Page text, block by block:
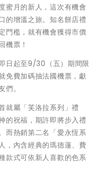
蜜月的新人，這次有機會
的增溫之旅。知名餅店禮
門檻，就有機會獲得市價
機票！
日起至9/30（五）期間限
免費加碼抽法國機票，獻
。
就屬「芙洛拉系列」禮
的祝福，期許即將步入禮
而熱銷第二名「愛永恆系
，內含經典的瑪德蓮、費
款式可依新人喜歡的色系